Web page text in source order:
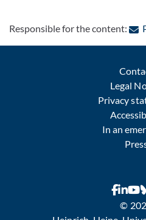
Responsible for the content:
Legal
Privacy
In an
©